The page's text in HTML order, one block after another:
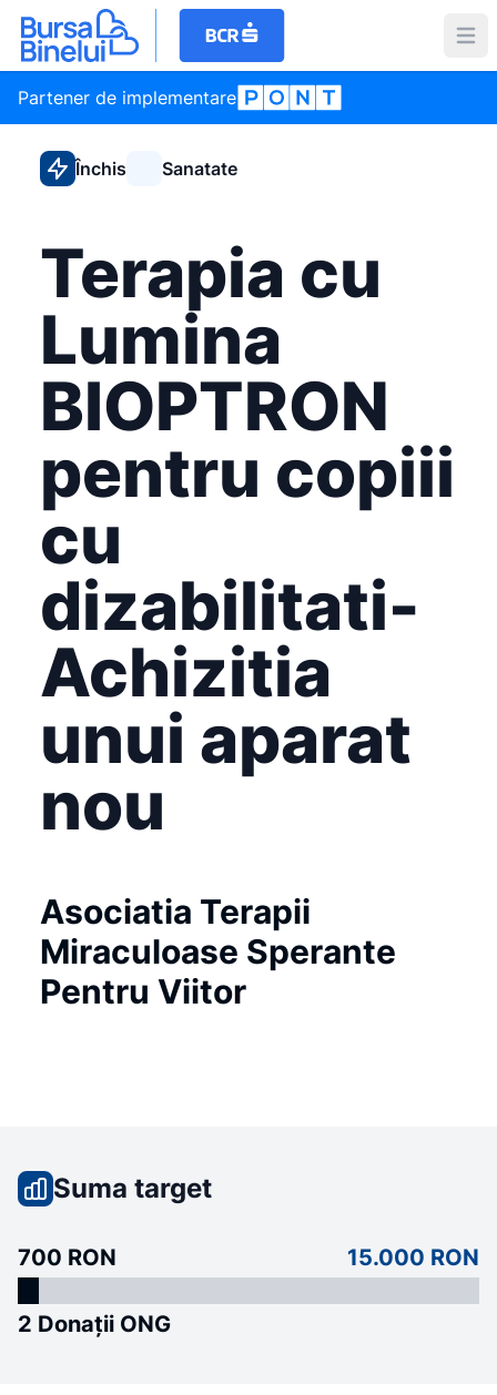
Partener de implementare
Închis Sanatate
Terapia cu
Lumina
BIOPTRON
pentru copiii
cu
dizabilitati-
Achizitia
unui aparat
nou
Asociatia Terapii
Miraculoase Sperante
Pentru Viitor
Suma target
700 RON 15.000 RON
2 Donații ONG